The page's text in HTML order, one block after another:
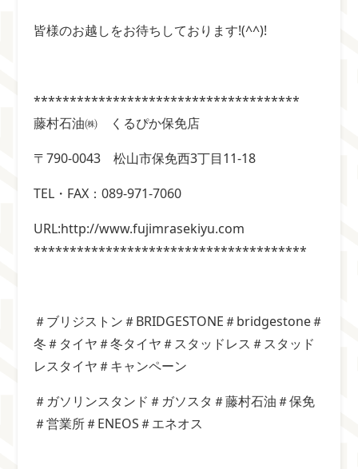
皆様のお越しをお待ちしております!(^^)!
*************************************
藤村石油㈱ くるぴか保免店
〒790-0043 松山市保免西3丁目11-18
TEL・FAX：089-971-7060
URL:http://www.fujimrasekiyu.com
**************************************
＃ブリジストン＃BRIDGESTONE＃bridgestone＃
冬＃タイヤ＃冬タイヤ＃スタッドレス＃スタッド
レスタイヤ＃キャンペーン
＃ガソリンスタンド＃ガソスタ＃藤村石油＃保免
＃営業所＃ENEOS＃エネオス